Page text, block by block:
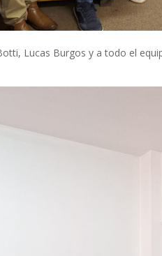
Lucas Burgos y a todo el